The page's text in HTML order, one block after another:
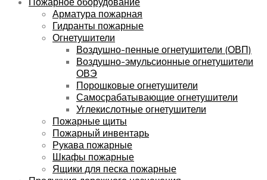
Арматура пожарная
Гидранты пожарные
Огнетушители
Воздушно-пенные огнетушители (ОВП)
Воздушно-эмульсионные огнетушители
ОВЭ
Порошковые огнетушители
Самосрабатывающие огнетушители
Углекислотные огнетушители
Пожарные щиты
Пожарный инвентарь
Рукава пожарные
Шкафы пожарные
Ящики для песка пожарные